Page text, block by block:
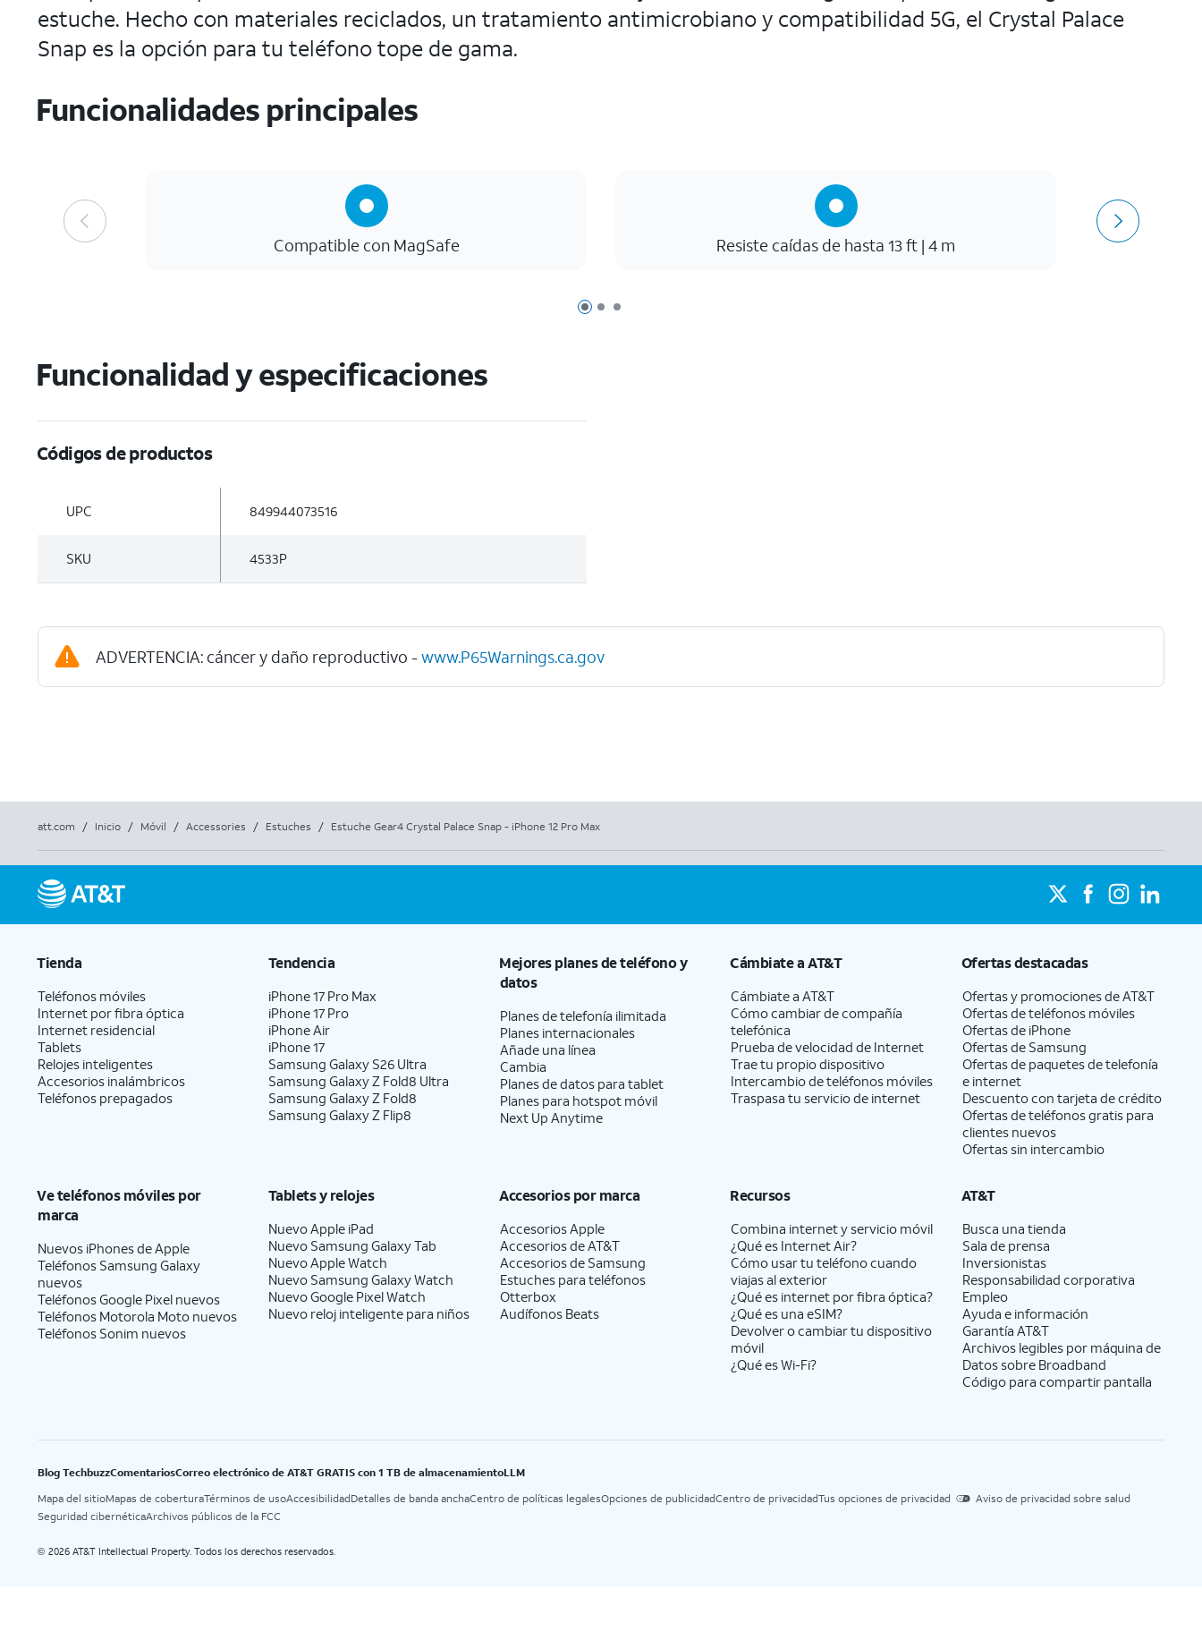
estuche. Hecho con materiales reciclados, un tratamiento antimicrobiano y compatibilidad 5G, el Crystal Palace
Snap es la opción para tu teléfono tope de gama.
Funcionalidades principales
Página 1 de 3
Página 2 de 3
Página 3 de 3
Compatible con MagSafe Resiste caídas de hasta 13 ft | 4 m
Funcionalidad y especificaciones
Códigos de productos
UPC 849944073516
SKU 4533P
ADVERTENCIA: cáncer y daño reproductivo -www.P65Warnings.ca.gov
att.com / Inicio / Móvil / Accessories / Estuches / Estuche Gear4 Crystal Palace Snap - iPhone 12 Pro Max
Tienda
Teléfonos móviles
Internet por fibra óptica
Internet residencial
Tablets
Relojes inteligentes
Accesorios inalámbricos
Teléfonos prepagados
Tendencia
iPhone 17 Pro Max
iPhone 17 Pro
iPhone Air
iPhone 17
Samsung Galaxy S26 Ultra
Samsung Galaxy Z Fold8 Ultra
Samsung Galaxy Z Fold8
Samsung Galaxy Z Flip8
Mejores planes de teléfono y
datos
Planes de telefonía ilimitada
Planes internacionales
Añade una línea
Cambia
Planes de datos para tablet
Planes para hotspot móvil
Next Up Anytime
Cámbiate aAT&T
Cámbiate aAT&T
Cómo cambiar de compañía
telefónica
Prueba de velocidad de Internet
Trae tu propio dispositivo
Intercambio de teléfonos móviles
Traspasa tu servicio de internet
Ofertas destacadas
Ofertas y promociones deAT&T
Ofertas de teléfonos móviles
Ofertas de iPhone
Ofertas de Samsung
Ofertas de paquetes de telefonía
e internet
Descuento con tarjeta de crédito
Ofertas de teléfonos gratis para
clientes nuevos
Ofertas sin intercambio
Ve teléfonos móviles por
marca
Nuevos iPhones de Apple
Teléfonos Samsung Galaxy
nuevos
Teléfonos Google Pixel nuevos
Teléfonos Motorola Moto nuevos
Teléfonos Sonim nuevos
Tablets y relojes
Nuevo Apple iPad
Nuevo Samsung Galaxy Tab
Nuevo Apple Watch
Nuevo Samsung Galaxy Watch
Nuevo Google Pixel Watch
Nuevo reloj inteligente para niños
Accesorios por marca
Accesorios Apple
Accesorios deAT&T
Accesorios de Samsung
Estuches para teléfonos
Otterbox
Audífonos Beats
Recursos
Combina internet y servicio móvil
¿Qué es Internet Air?
Cómo usar tu teléfono cuando
viajas al exterior
¿Qué es internet por fibra óptica?
¿Qué es una eSIM?
Devolver o cambiar tu dispositivo
móvil
¿Qué es Wi-Fi?
AT&T
Busca una tienda
Sala de prensa
Inversionistas
Responsabilidad corporativa
Empleo
Ayuda e información
Garantía AT&T
Archivos legibles por máquina de
Datos sobre Broadband
Código para compartir pantalla
Blog TechbuzzComentariosCorreo electrónico de AT&T GRATIS con 1 TB de almacenamientoLLM
Mapa del sitioMapas de coberturaTérminos de usoAccesibilidadDetalles de banda anchaCentro de políticas legalesOpciones de publicidadCentro de privacidadTus opciones de privacidad
Aviso de privacidad sobre salud
Seguridad cibernéticaArchivos públicos de la FCC
© 2026 AT&T Intellectual Property. Todos los derechos reservados.